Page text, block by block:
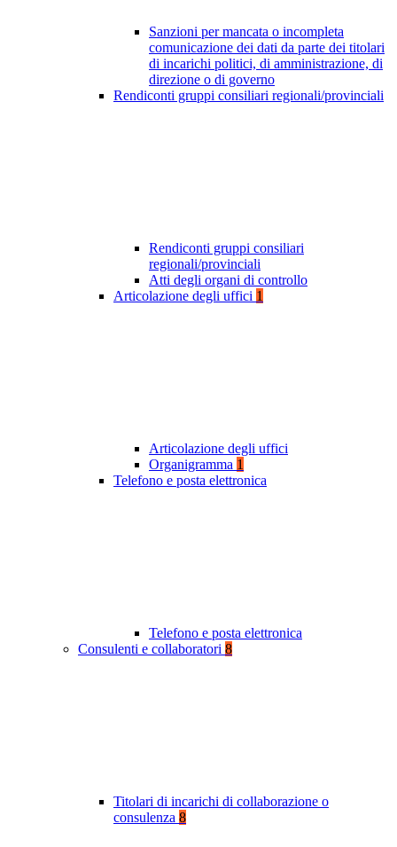
Sanzioni per mancata o incompleta
comunicazione dei dati da parte dei titolari
di incarichi politici, di amministrazione, di
direzione o di governo
Rendiconti gruppi consiliari regionali/provinciali
Rendiconti gruppi consiliari
regionali/provinciali
Atti degli organi di controllo
Articolazione degli uffici 1
Articolazione degli uffici
Organigramma 1
Telefono e posta elettronica
Telefono e posta elettronica
Consulenti e collaboratori 8
Titolari di incarichi di collaborazione o
consulenza 8